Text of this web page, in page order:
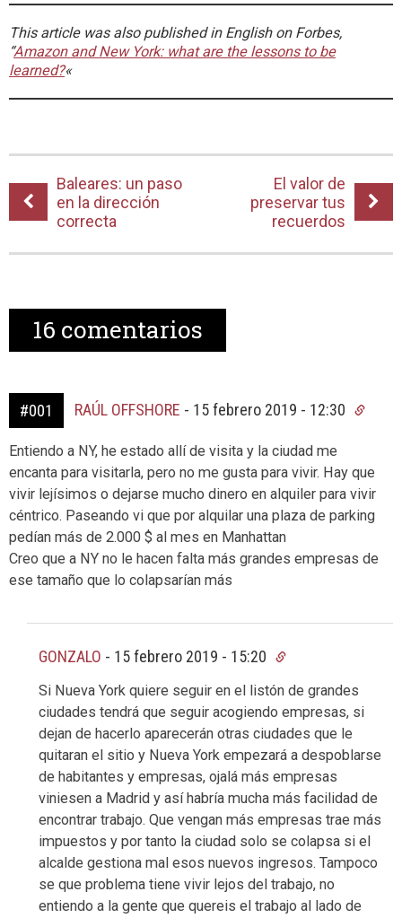
This article was also published in English on Forbes,
“Amazon and New York: what are the lessons to be
learned?«
Baleares: un paso
en la dirección
correcta
El valor de
preservar tus
recuerdos
16 comentarios
#001 RAÚL OFFSHORE - 15 febrero 2019 - 12:30
Entiendo a NY, he estado allí de visita y la ciudad me
encanta para visitarla, pero no me gusta para vivir. Hay que
vivir lejísimos o dejarse mucho dinero en alquiler para vivir
céntrico. Paseando vi que por alquilar una plaza de parking
pedían más de 2.000 $ al mes en Manhattan
Creo que a NY no le hacen falta más grandes empresas de
ese tamaño que lo colapsarían más
GONZALO - 15 febrero 2019 - 15:20
Si Nueva York quiere seguir en el listón de grandes
ciudades tendrá que seguir acogiendo empresas, si
dejan de hacerlo aparecerán otras ciudades que le
quitaran el sitio y Nueva York empezará a despoblarse
de habitantes y empresas, ojalá más empresas
viniesen a Madrid y así habría mucha más facilidad de
encontrar trabajo. Que vengan más empresas trae más
impuestos y por tanto la ciudad solo se colapsa si el
alcalde gestiona mal esos nuevos ingresos. Tampoco
se que problema tiene vivir lejos del trabajo, no
entiendo a la gente que quereis el trabajo al lado de